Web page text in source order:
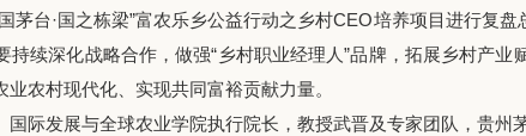
茅台·国之栋梁”富农乐乡公益行动之乡村CEO培养项目进行复
续深化战略合作，做强“乡村职业经理人”品牌，拓展乡村产
农村现代化、实现共同富裕贡献力量。
际发展与全球农业学院执行院长，教授武晋及专家团队，贵州